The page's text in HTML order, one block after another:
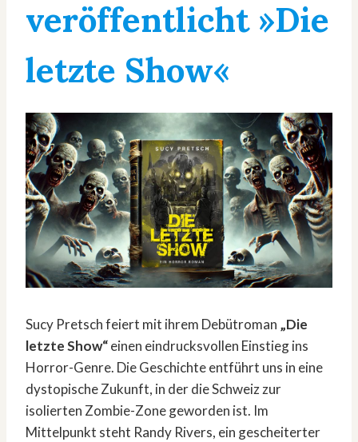
veröffentlicht »Die
letzte Show«
Sucy Pretsch feiert mit ihrem Debütroman „Die
letzte Show“einen eindrucksvollen Einstieg ins
Horror-Genre. Die Geschichte entführt uns in eine
dystopische Zukunft, in der die Schweiz zur
isolierten Zombie-Zone geworden ist. Im
Mittelpunkt steht Randy Rivers, ein gescheiterter